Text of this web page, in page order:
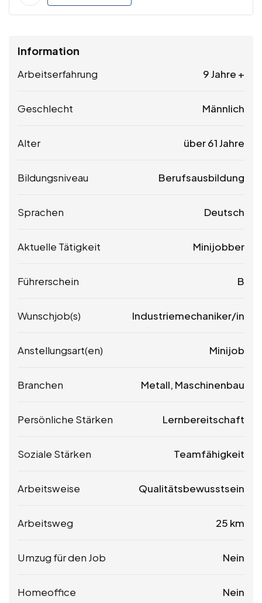
Information
Arbeitserfahrung 9 Jahre +
Geschlecht Männlich
Alter über 61 Jahre
Bildungsniveau Berufsausbildung
Sprachen Deutsch
Aktuelle Tätigkeit Minijobber
Führerschein B
Wunschjob(s) Industriemechaniker/in
Anstellungsart(en) Minijob
Branchen Metall, Maschinenbau
Persönliche Stärken Lernbereitschaft
Soziale Stärken Teamfähigkeit
Arbeitsweise Qualitätsbewusstsein
Arbeitsweg 25 km
Umzug für den Job Nein
Homeoffice Nein